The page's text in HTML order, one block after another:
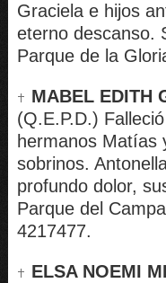
Graciela e hijos
eterno descanso.
Parque de la
MABEL EDITH
(Q.E.P.D.)
hermanos Matías
sobrinos.
profundo dolor,
Parque del
4217477.
ELSA NOEMI